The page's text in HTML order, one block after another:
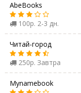
AbeBooks
100р. 2-3 дн.
Читай-город
250р. Завтра
Mynamebook